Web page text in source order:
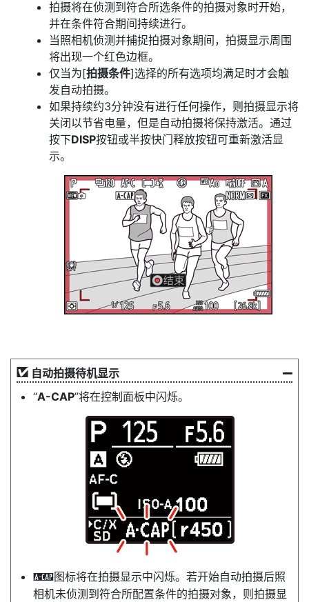
拍摄将在侦测到符合所选条件的拍摄对象时开始，
并在条件符合期间持续进行。
当照相机侦测并捕捉拍摄对象期间，拍摄显示周围
将出现一个红色边框。
仅当为[拍摄条件]选择的所有选项均满足时才会触
发自动拍摄。
如果持续约3分钟没有进行任何操作，则拍摄显示将
关闭以节省电量，但是自动拍摄将保持激活。通过
按下DISP按钮或半按快门释放按钮可重新激活显
示。
自动拍摄待机显示
“A-CAP”将在控制面板中闪烁。
X 图标将在拍摄显示中闪烁。若开始自动拍摄后照
相机未侦测到符合所配置条件的拍摄对象，则拍摄显